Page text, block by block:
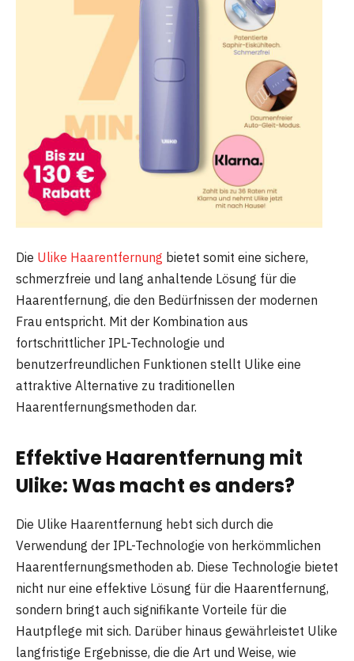
Die Ulike Haarentfernung bietet somit eine sichere,
schmerzfreie und lang anhaltende Lösung für die
Haarentfernung, die den Bedürfnissen der modernen
Frau entspricht. Mit der Kombination aus
fortschrittlicher IPL-Technologie und
benutzerfreundlichen Funktionen stellt Ulike eine
attraktive Alternative zu traditionellen
Haarentfernungsmethoden dar.
Effektive Haarentfernung mit
Ulike: Was macht es anders?
Die Ulike Haarentfernung hebt sich durch die
Verwendung der IPL-Technologie von herkömmlichen
Haarentfernungsmethoden ab. Diese Technologie bietet
nicht nur eine effektive Lösung für die Haarentfernung,
sondern bringt auch signifikante Vorteile für die
Hautpflege mit sich. Darüber hinaus gewährleistet Ulike
langfristige Ergebnisse, die die Art und Weise, wie